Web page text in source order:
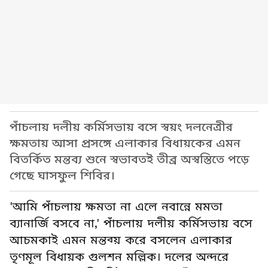
পাঁচলায় দলীয় কর্মিসভায় বসে স্বয়ং দলনেত্রীর
ক্ষমতায় আসা প্রসঙ্গে এলাকার বিধায়কের এমন
বিতর্কিত মন্তব্য শুনে স্বভাবতই তীব্র অস্বস্তিতে পড়ে
গেছে ঘাসফুল শিবির।
'আমি পাঁচলায় ক্ষমতা না এলে নবান্নে মমতা
ব্যানার্জি বসবে না,' পাঁচলায় দলীয় কর্মিসভায় বসে
আচমকাই এমন মন্তব্য় করে বসলেন এলাকার
তৃণমূল বিধায়ক গুলশন মল্লিক। দলের অন্দরে